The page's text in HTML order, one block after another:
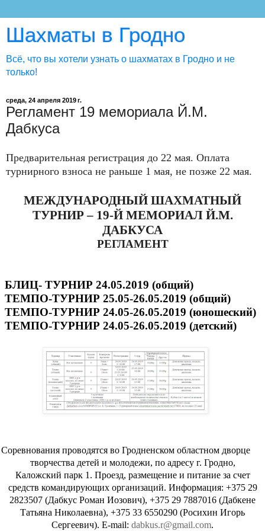
Шахматы в Гродно
Всё, что вы хотели узнать о шахматах в Гродно и не
только!
среда, 24 апреля 2019 г.
Регламент 19 мемориала Й.М.
Дабкуса
Предварительная регистрация до 22 мая. Оплата
турнирного взноса не раньше 1 мая, не позже 22 мая.
МЕЖДУНАРОДНЫЙ ШАХМАТНЫЙ
ТУРНИР – 19-Й МЕМОРИАЛ Й.М.
ДАБКУСА
РЕГЛАМЕНТ
БЛИЦ- ТУРНИР 24.05.2019 (общий)
ТЕМПО-ТУРНИР 25.05-26.05.2019 (общий)
ТЕМПО-ТУРНИР 24.05-26.05.2019 (юношеский)
ТЕМПО-ТУРНИР 24.05-26.05.2019 (детский)
Соревнования проводятся во Гродненском областном дворце
творчества детей и молодежи, по адресу г. Гродно,
Каложский парк 1. Проезд, размещение и питание за счет
средств командирующих организаций. Информация: +375 29
2823507 (Дабкус Роман Иозович), +375 29 7887016 (Дабкене
Татьяна Николаевна), +375 33 6550290 (Росихин Игорь
Сергеевич). E-mail: dabkus.r@gmail.com.